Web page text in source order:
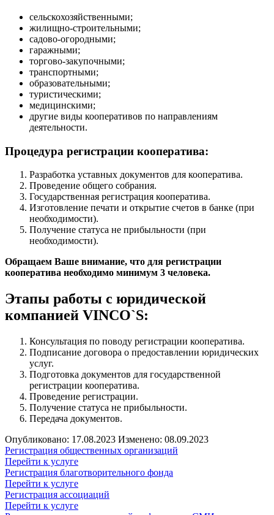
сельскохозяйственными;
жилищно-строительными;
садово-огородными;
гаражными;
торгово-закупочными;
транспортными;
образовательными;
туристическими;
медицинскими;
другие виды кооперативов по направлениям
деятельности.
Процедура регистрации кооператива:
Разработка уставных документов для кооператива.
Проведение общего собрания.
Государственная регистрация кооператива.
Изготовление печати и открытие счетов в банке (при
необходимости).
Получение статуса не прибыльности (при
необходимости).
Обращаем Ваше внимание, что для регистрации
кооператива необходимо минимум 3 человека.
Этапы работы с юридической
компанией VINCO`S:
Консультация по поводу регистрации кооператива.
Подписание договора о предоставлении юридических
услуг.
Подготовка документов для государственной
регистрации кооператива.
Проведение регистрации.
Получение статуса не прибыльности.
Передача документов.
Опубликовано: 17.08.2023 Изменено: 08.09.2023
Регистрация общественных организаций
Перейти к услуге
Регистрация благотворительного фонда
Перейти к услуге
Регистрация ассоциаций
Перейти к услуге